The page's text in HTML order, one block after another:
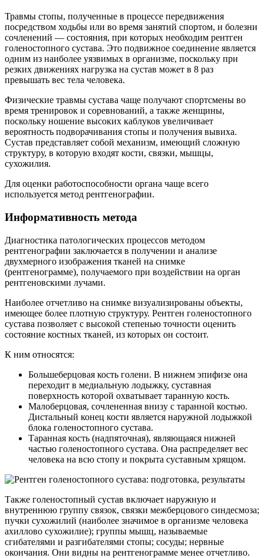
Травмы стопы, полученные в процессе передвижения
посредством ходьбы или во время занятий спортом, и болезни
сочленений — состояния, при которых необходим рентген
голеностопного сустава. Это подвижное соединение является
одним из наиболее уязвимых в организме, поскольку при
резких движениях нагрузка на сустав может в 8 раз
превышать вес тела человека.
Физические травмы сустава чаще получают спортсмены во
время тренировок и соревнований, а также женщины,
поскольку ношение высоких каблуков увеличивает
вероятность подворачивания стопы и получения вывиха.
Сустав представляет собой механизм, имеющий сложную
структуру, в которую входят кости, связки, мышцы,
сухожилия.
Для оценки работоспособности органа чаще всего
используется метод рентгенографии.
Информативность метода
Диагностика патологических процессов методом
рентгенографии заключается в получении и анализе
двухмерного изображения тканей на снимке
(рентгенограмме), получаемого при воздействии на орган
рентгеновскими лучами.
Наиболее отчетливо на снимке визуализированы объекты,
имеющее более плотную структуру. Рентген голеностопного
сустава позволяет с высокой степенью точности оценить
состояние костных тканей, из которых он состоит.
К ним относятся:
Большеберцовая кость голени. В нижнем эпифизе она
переходит в медиальную лодыжку, суставная
поверхность которой охватывает таранную кость.
Малоберцовая, сочлененная внизу с таранной костью.
Дистальный конец кости является наружной лодыжкой
блока голеностопного сустава.
Таранная кость (надпяточная), являющаяся нижней
частью голеностопного сустава. Она распределяет вес
человека на всю стопу и покрыта суставным хрящом.
Также голеностопный сустав включает наружную и
внутреннюю группу связок, связки межберцового синдесмоза;
пучки сухожилий (наиболее значимое в организме человека
ахиллово сухожилие); группы мышц, называемые
сгибателями и разгибателями стопы; сосуды; нервные
окончания. Они видны на рентгенограмме менее отчетливо.